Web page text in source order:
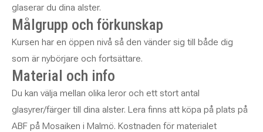
glaserar du dina alster.
Målgrupp och förkunskap
Kursen har en öppen nivå så den vänder sig till både dig
som är nybörjare och fortsättare.
Material och info
Du kan välja mellan olika leror och ett stort antal
glasyrer/färger till dina alster. Lera finns att köpa på plats på
ABF på Mosaiken i Malmö. Kostnaden för materialet